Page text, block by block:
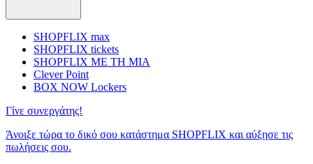
SHOPFLIX max
SHOPFLIX tickets
SHOPFLIX ΜΕ ΤΗ ΜΙΑ
Clever Point
BOX NOW Lockers
Γίνε συνεργάτης!
Άνοιξε τώρα το δικό σου κατάστημα SHOPFLIX και αύξησε τις
πωλήσεις σου.